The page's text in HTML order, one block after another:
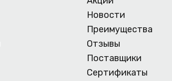
Новости
Преимущества
Отзывы
Поставщики
Сертификаты